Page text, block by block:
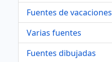
Fuentes de vacaciones
Varias fuentes
Fuentes dibujadas